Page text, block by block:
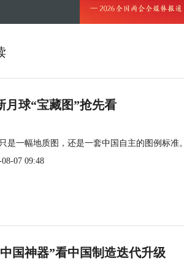
月球“宝藏图”抢先看
是一幅地质图，还是一套中国自主的图例标准。
08-07 09:48
国神器”看中国制造迭代升级